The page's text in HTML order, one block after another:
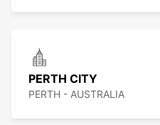
PERTH CITY
PERTH - AUSTRALIA